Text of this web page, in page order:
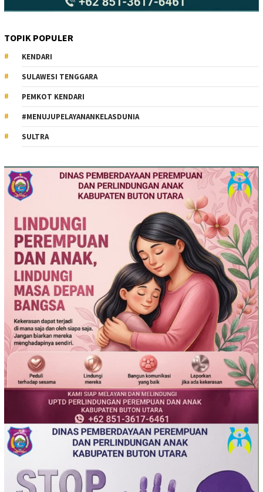
TOPIK POPULER
KENDARI
SULAWESI TENGGARA
PEMKOT KENDARI
#MENUJUPELAYANANKELASDUNIA
SULTRA